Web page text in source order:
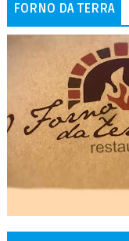
FORNO DA TERRA